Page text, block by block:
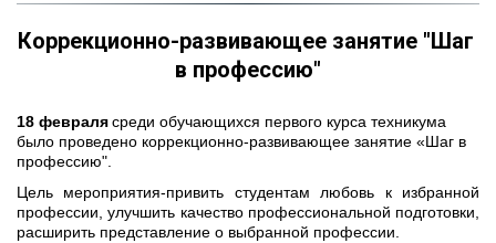
Коррекционно-развивающее занятие "Шаг
в профессию"
18 февраля среди обучающихся первого курса техникума
было проведено коррекционно-развивающее занятие «Шаг в
профессию".
Цель мероприятия-привить студентам любовь к избранной
профессии, улучшить качество профессиональной подготовки,
расширить представление о выбранной профессии.